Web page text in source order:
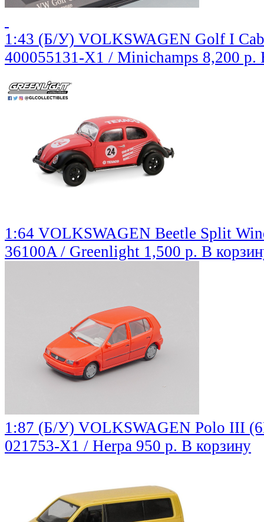
1:43 (Б/У) VOLKSWAGEN Golf I
400055131-X1 / Minichamps 8,200 р.
1:64 VOLKSWAGEN Beetle Split
36100A / Greenlight 1,500 р. В
1:87 (Б/У) VOLKSWAGEN Polo III
021753-X1 / Herpa 950 р. В корзину